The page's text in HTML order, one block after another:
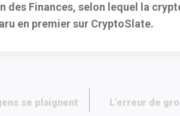
des Finances, selon lequel la
en premier sur CryptoSlate.
se plaignent
L’erreur de